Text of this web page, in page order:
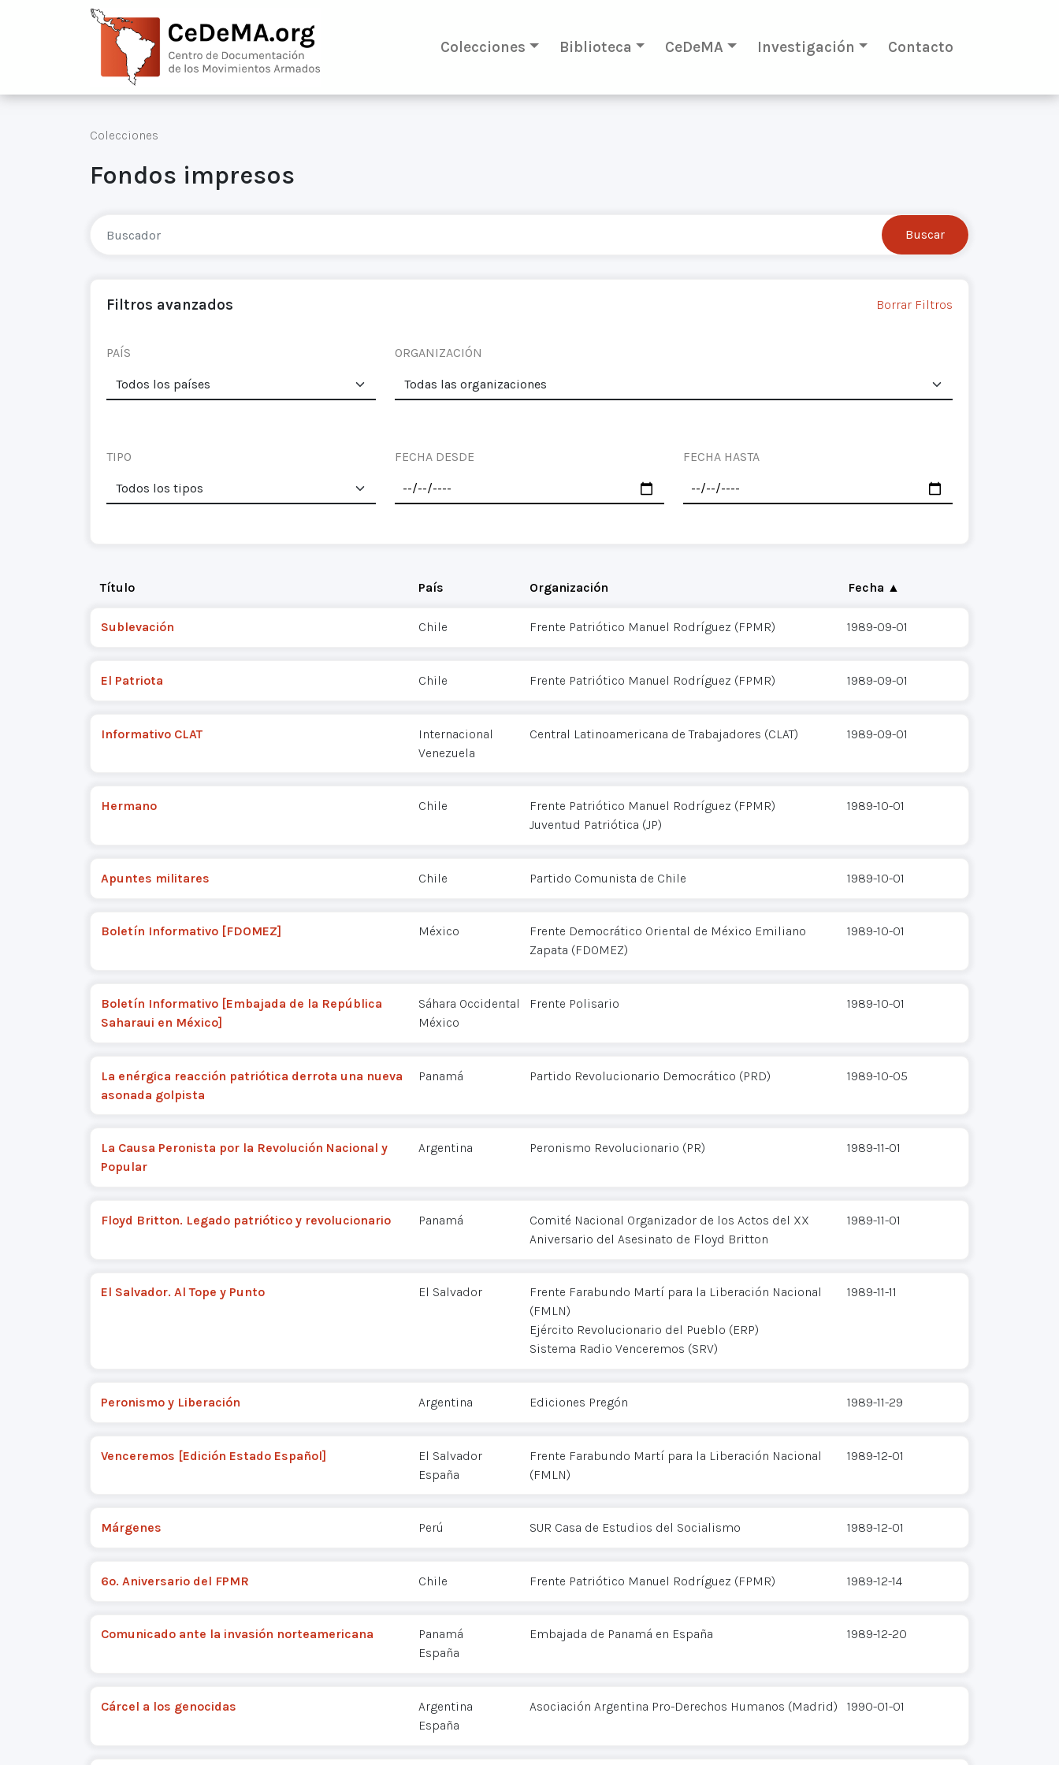
Colecciones Biblioteca CeDeMA Investigación Contacto
Colecciones
Fondos impresos
Filtros avanzados Borrar Filtros
PAÍS ORGANIZACIÓN
TIPO FECHA DESDE FECHA HASTA
Título País Organización Fecha ▲
Sublevación Chile Frente Patriótico Manuel Rodríguez (FPMR) 1989-09-01
El Patriota Chile Frente Patriótico Manuel Rodríguez (FPMR) 1989-09-01
Informativo CLAT
Internacional
Venezuela
Central Latinoamericana de Trabajadores (CLAT) 1989-09-01
Hermano Chile
Frente Patriótico Manuel Rodríguez (FPMR)
Juventud Patriótica (JP)
1989-10-01
Apuntes militares Chile Partido Comunista de Chile 1989-10-01
Boletín Informativo [FDOMEZ] México
Frente Democrático Oriental de México Emiliano
Zapata (FDOMEZ)
1989-10-01
Boletín Informativo [Embajada de la República
Saharaui en México]
Sáhara Occidental
México
Frente Polisario 1989-10-01
La enérgica reacción patriótica derrota una nueva
asonada golpista
Panamá Partido Revolucionario Democrático (PRD) 1989-10-05
La Causa Peronista por la Revolución Nacional y
Popular
Argentina Peronismo Revolucionario (PR) 1989-11-01
Floyd Britton. Legado patriótico y revolucionario Panamá
Comité Nacional Organizador de los Actos del XX
Aniversario del Asesinato de Floyd Britton
1989-11-01
El Salvador. Al Tope y Punto El Salvador
Frente Farabundo Martí para la Liberación Nacional
(FMLN)
Ejército Revolucionario del Pueblo (ERP)
Sistema Radio Venceremos (SRV)
1989-11-11
Peronismo y Liberación Argentina Ediciones Pregón 1989-11-29
Venceremos [Edición Estado Español]
El Salvador
España
Frente Farabundo Martí para la Liberación Nacional
(FMLN)
1989-12-01
Márgenes Perú SUR Casa de Estudios del Socialismo 1989-12-01
6o. Aniversario del FPMR Chile Frente Patriótico Manuel Rodríguez (FPMR) 1989-12-14
Comunicado ante la invasión norteamericana
Panamá
España
Embajada de Panamá en España 1989-12-20
Cárcel a los genocidas
Argentina
España
Asociación Argentina Pro-Derechos Humanos (Madrid) 1990-01-01